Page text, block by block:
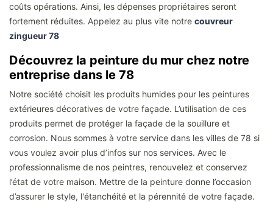
coûts opérations. Ainsi, les dépenses propriétaires seront
fortement réduites. Appelez au plus vite notre couvreur
zingueur 78
Découvrez la peinture du mur chez notre
entreprise dans le 78
Notre société choisit les produits humides pour les peintures
extérieures décoratives de votre façade. L’utilisation de ces
produits permet de protéger la façade de la souillure et
corrosion. Nous sommes à votre service dans les villes de 78 si
vous voulez avoir plus d’infos sur nos services. Avec le
professionnalisme de nos peintres, renouvelez et conservez
l’état de votre maison. Mettre de la peinture donne l’occasion
d’assurer le style, l'étanchéité et la pérennité de votre façade.